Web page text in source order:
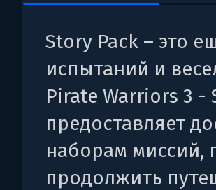
Story Pack – это
испытаний и
Pirate Warriors 3 -
предоставляет
наборам
продолжить